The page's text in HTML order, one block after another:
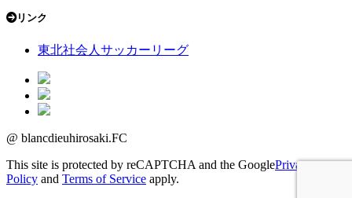
リンク
東北社会人サッカーリーグ
@ blancdieuhirosaki.FC
This site is protected by reCAPTCHA and the GooglePrivacy
Policy and Terms of Service apply.